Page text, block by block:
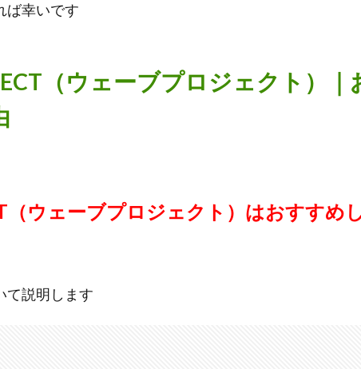
ば幸いです
（ウェーブプロジェクト）｜
（ウェーブプロジェクト）はおすすめ
て説明します